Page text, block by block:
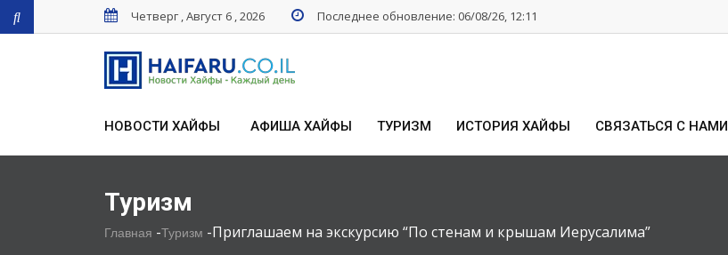
Четверг , Август 6 , 2026 Последнее обновление: 06/08/26, 12:11
НОВОСТИ ХАЙФЫ АФИША ХАЙФЫ ТУРИЗМ ИСТОРИЯ ХАЙФЫ СВЯЗАТЬСЯ С НАМИ
Туризм
Главная -Туризм -Приглашаем на экскурсию “По стенам и крышам Иерусалима”